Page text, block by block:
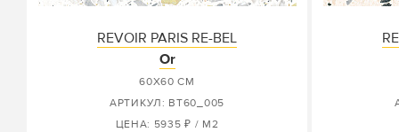
REVOIR PARIS RE-BEL
Or
60X60 СМ
АРТИКУЛ: BT60_005
ЦЕНА: 5935 ₽ / М2